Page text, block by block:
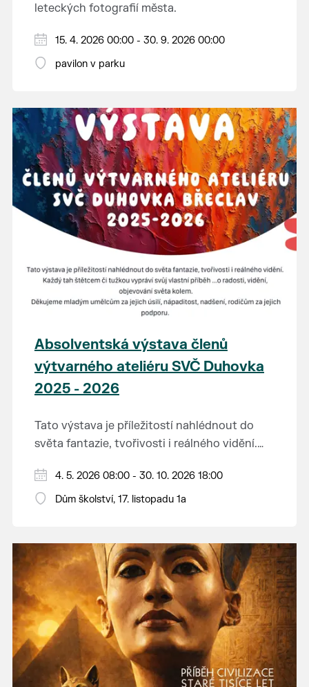
leteckých fotografií města.
15. 4. 2026 00:00 - 30. 9. 2026 00:00
pavilon v parku
Absolventská výstava členů
výtvarného ateliéru SVČ Duhovka
2025 - 2026
Tato výstava je příležitostí nahlédnout do
světa fantazie, tvořivosti i reálného vidění.
vlastní příběh... o radosti, vidění, objevování
světa kolem.
Děkujeme mladým umělcům za jejich úsilí,
nápaditost, nadšení, rodičům za jejich
inspirují a překvapí svou upřímností.
4. 5. 2026 08:00 - 30. 10. 2026 18:00
Dům školství, 17. listopadu 1a